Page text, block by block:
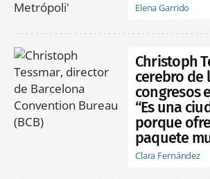
Elena Garrido
Christoph
cerebro de
congresos
“Es una
porque
paquete
Clara Fernández